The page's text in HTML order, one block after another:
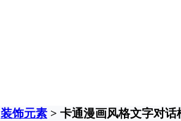
装饰元素 > 卡通漫画风格文字对